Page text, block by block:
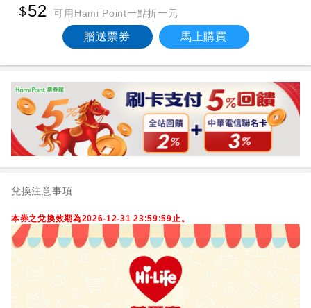
52 可用Hami Point一點折一元
贈送票券 馬上購買
兌換注意事項
本券之兌換效期為2026-12-31 23:59:59止。